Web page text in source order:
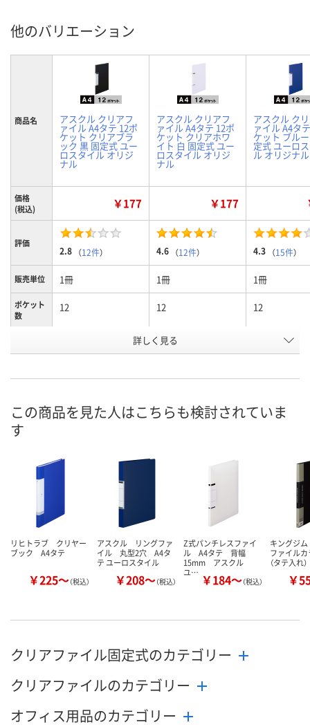
他のバリエーション
商品名 アスクル クリアフ
ァイル A4タテ 12ポ
ケット クリアブラ
ック 黒 固定式 ユー
ロスタイル オリジ
ナル
アスクル クリアフ
ァイル A4タテ 12ポ
ケット クリアホワ
イト 白 固定式 ユー
ロスタイル オリジ
ナル
アスクル ク
ァイル A4タ
ケット ブル
定式 ユーロ
ル オリジナル
価格
(税込)
￥177 ￥177
評価
2.8 （12件） 4.6 （12件） 4.3 （15件）
販売単位 1冊 1冊 1冊
ポケット
数
12 12 12
クリアホワイト
号
お届け日
数量
カ
詳しく見る
この商品を見た人はこちらも検討されていま
す
リヒトラブ クリヤー
ブック A4タテ
￥225～（税込）
アスクル リングファ
イル 丸型2穴 A4タ
テ ユーロスタイル
￥208～（税込）
Z式パンチレスファイ
ル A4タテ 背幅
15mm アスクル
ユ… ￥184～（税込）
キングジ
ファイル
（タテ入
￥
クリアファイル固定式のカテゴリー
クリアファイルのカテゴリー
オフィス用品のカテゴリー